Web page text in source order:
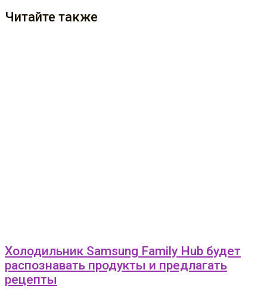
Читайте также
Холодильник Samsung Family Hub будет
распознавать продукты и предлагать
рецепты